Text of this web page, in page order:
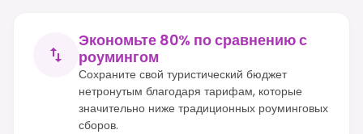
Экономьте 80% по сравнению с
роумингом
Сохраните свой туристический бюджет
нетронутым благодаря тарифам, которые
значительно ниже традиционных роуминговых
сборов.